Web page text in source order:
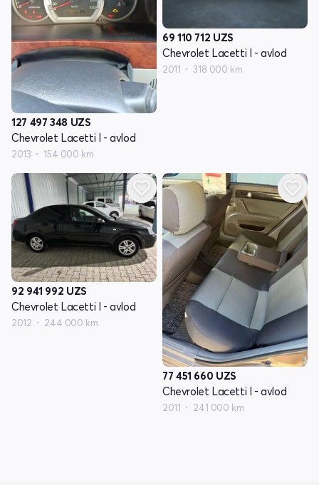
127 497 348 UZS
Chevrolet Lacetti I - avlod
2013 154 000 km
69 110 712 UZS
Chevrolet Lacetti I - avlod
2011 318 000 km
92 941 992 UZS
Chevrolet Lacetti I - avlod
2012 244 000 km
77 451 660 UZS
Chevrolet Lacetti I - avlod
2011 241 000 km